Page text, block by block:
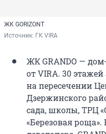
ЖК GORIZONT
Источник: ГК VIRA
ЖК GRANDO —
от VIRA. 30
на пересечении
Дзержинского
сада, школы, ТРЦ
«Березовая